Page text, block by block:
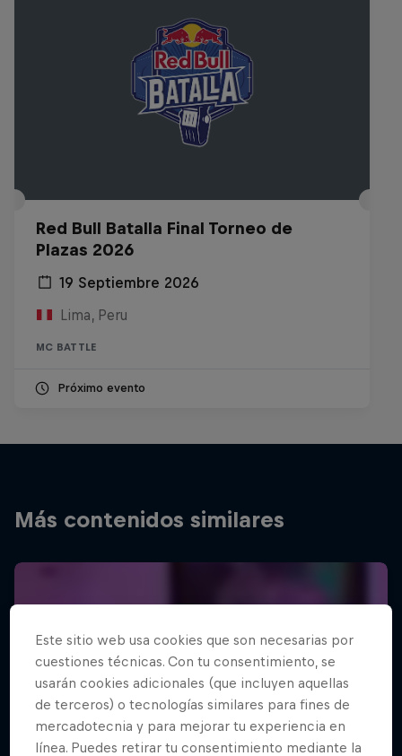
Red Bull Batalla Final Torneo de
Plazas 2026
19 Septiembre 2026
Lima, Peru
MC BATTLE
Próximo evento
Más contenidos similares
Este sitio web usa cookies que son necesarias por
cuestiones técnicas. Con tu consentimiento, se
usarán cookies adicionales (que incluyen aquellas
de terceros) o tecnologías similares para fines de
mercadotecnia y para mejorar tu experiencia en
línea. Puedes retirar tu consentimiento mediante la